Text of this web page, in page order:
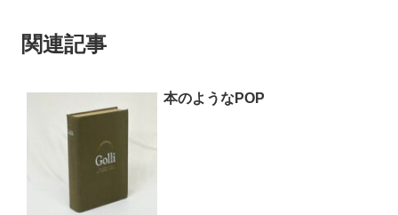
関連記事
本のようなPOP